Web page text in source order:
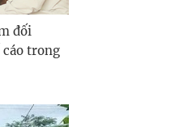
đối
cáo trong